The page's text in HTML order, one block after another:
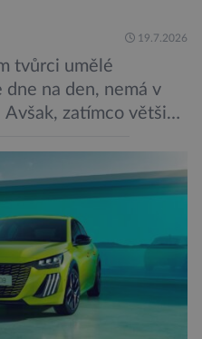
19.7.2026
tvůrci umělé
na den, nemá v
zatímco většina
na mnohem
některých
dvou let mohly
usnadnit